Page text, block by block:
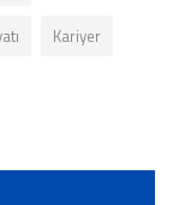
Kariyer